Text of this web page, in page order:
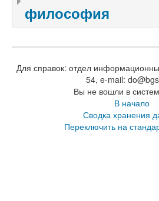
философия
Для справок: отдел
54, e-mail:
Вы не вошли в
В начало
Сводка хранения
Переключить на